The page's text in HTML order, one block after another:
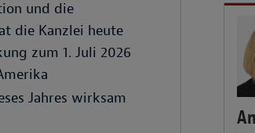
und die
die Kanzlei heute
zum 1. Juli 2026
Jahres wirksam